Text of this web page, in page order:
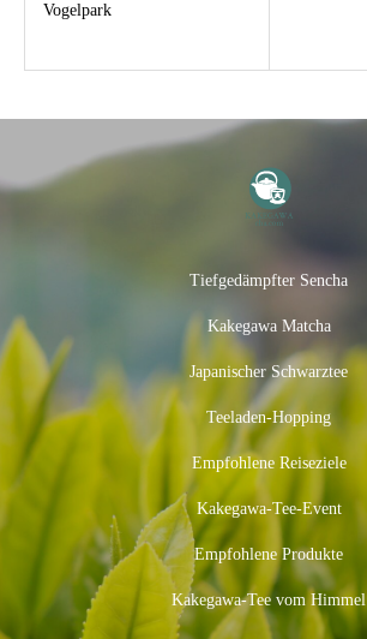
Vogelpark
Tiefgedämpfter Sencha
Kakegawa Matcha
Japanischer Schwarztee
Teeladen-Hopping
Empfohlene Reiseziele
Kakegawa-Tee-Event
Empfohlene Produkte
Kakegawa-Tee vom Himmel